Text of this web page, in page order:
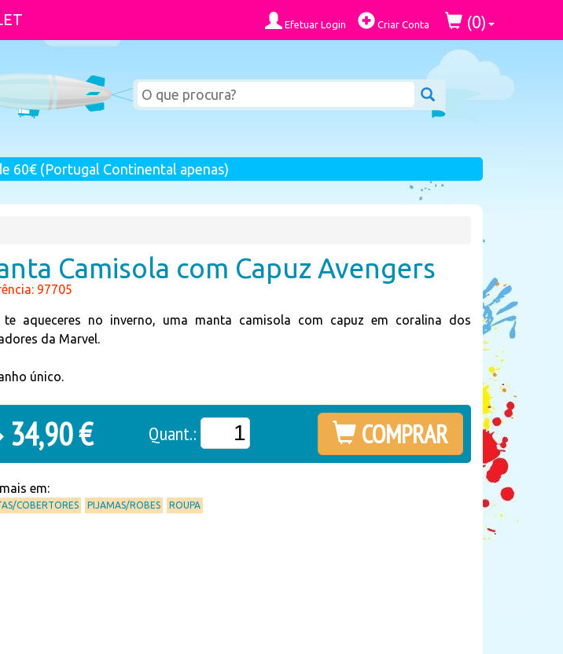
Efetuar Login Criar Conta (0)
60€ (Portugal Continental apenas)
Camisola com Capuz Avengers
97705
te aqueceres no inverno, uma manta camisola com capuz em coralina dos
da Marvel.
único.
34,90 € Quant.: COMPRAR
em:
COBERTORES PIJAMAS/ROBES ROUPA